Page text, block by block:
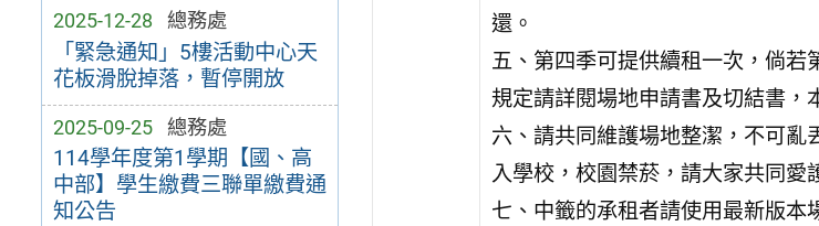
2025-12-28 總務處
「緊急通知」5樓活動中心天
花板滑脫掉落，暫停開放
2025-09-25 總務處
114學年度第1學期【國、高
中部】學生繳費三聯單繳費通
知公告
還。
五、第四季可提供續租一次，倘若
規定請詳閱場地申請書及切結書，
六、請共同維護場地整潔，不可
入學校，校園禁菸，請大家共同愛
七、中籤的承租者請使用最新版